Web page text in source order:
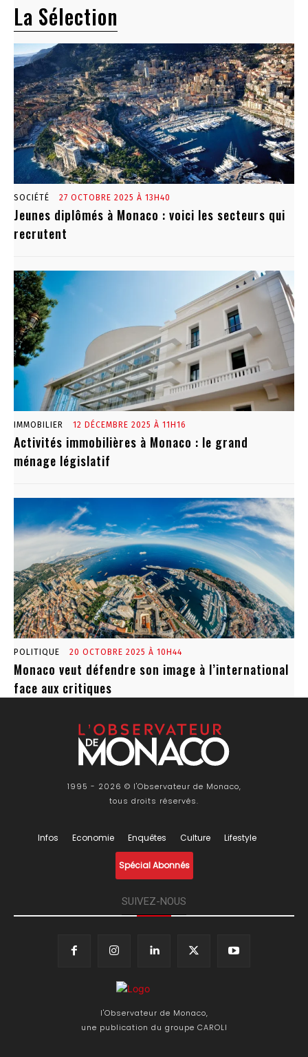
La Sélection
SOCIÉTÉ 27 OCTOBRE 2025 À 13H40
Jeunes diplômés à Monaco : voici les secteurs qui
recrutent
IMMOBILIER 12 DÉCEMBRE 2025 À 11H16
Activités immobilières à Monaco : le grand
ménage législatif
POLITIQUE 20 OCTOBRE 2025 À 10H44
Monaco veut défendre son image à l’international
face aux critiques
1995 - 2026 © l'Observateur de Monaco,
tous droits réservés.
Infos Economie Enquêtes Culture Lifestyle
Spécial Abonnés
SUIVEZ-NOUS
l'Observateur de Monaco,
une publication du groupe CAROLI